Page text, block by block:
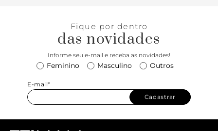
Fique por dentro
das novidades
Informe seu e-mail e receba as novidades!
Feminino Masculino Outros
E-mail*
Cadastrar